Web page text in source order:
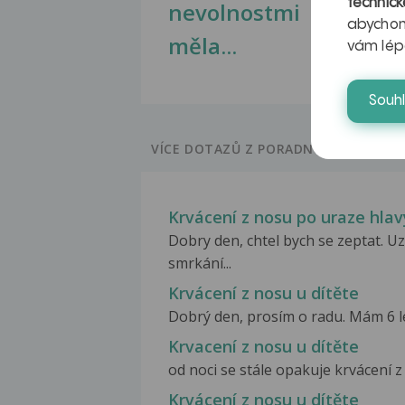
nevolnostmi
měla...
VÍCE DOTAZŮ Z PORADNY
Krvácení z nosu po uraze
Dobry den, chtel bych se zeptat.
smrkání...
Krvácení z nosu u dítěte
Dobrý den, prosím o radu. Mám 6
Krvacení z nosu u dítěte
od noci se stále opakuje krvácení
Krvácení z nosu u dítěte
vám